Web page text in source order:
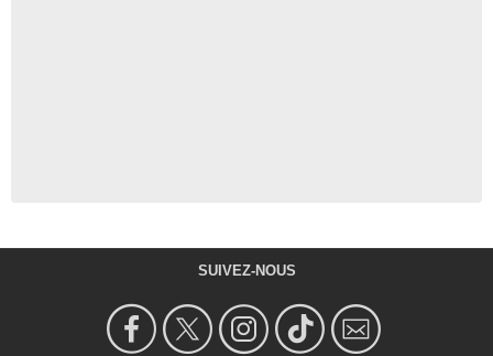
SUIVEZ-NOUS